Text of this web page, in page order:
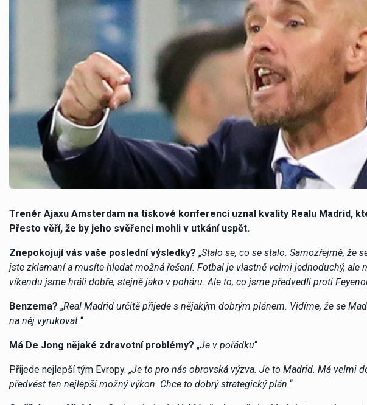
Trenér Ajaxu Amsterdam na tiskové konferenci uznal kvality Realu Madrid,
Přesto věří, že by jeho svěřenci mohli v utkání uspět.
Znepokojují vás vaše poslední výsledky? „Stalo se, co se stalo. Samozřejmě, že
jste zklamaní a musíte hledat možná řešení. Fotbal je vlastně velmi jednoduchý, ale
víkendu jsme hráli dobře, stejně jako v poháru. Ale to, co jsme předvedli proti
Benzema? „Real Madrid určitě přijede s nějakým dobrým plánem. Vidíme, že se
na něj vyrukovat.“
Má De Jong nějaké zdravotní problémy? „Je v pořádku“
Přijede nejlepší tým Evropy. „Je to pro nás obrovská výzva. Je to Madrid. Má velmi
předvést ten nejlepší možný výkon. Chce to dobrý strategický plán.“